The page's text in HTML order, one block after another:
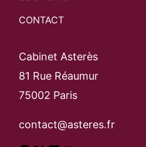
CONTACT
Cabinet Asterès
81 Rue Réaumur
75002 Paris
contact@asteres.fr